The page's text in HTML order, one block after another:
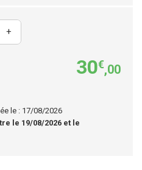
+
30€,00
le : 17/08/2026
le 19/08/2026 et le